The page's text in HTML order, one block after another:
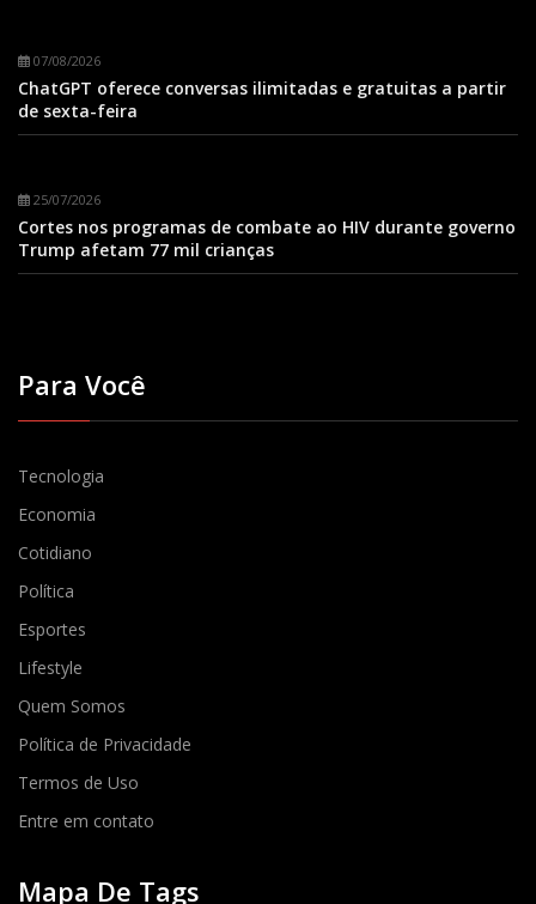
07/08/2026
ChatGPT oferece conversas ilimitadas e gratuitas a partir
de sexta-feira
25/07/2026
Cortes nos programas de combate ao HIV durante governo
Trump afetam 77 mil crianças
Para Você
Tecnologia
Economia
Cotidiano
Política
Esportes
Lifestyle
Quem Somos
Política de Privacidade
Termos de Uso
Entre em contato
Mapa De Tags